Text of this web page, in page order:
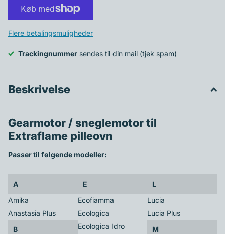
Flere betalingsmuligheder
Trackingnummer sendes til din mail (tjek spam)
Beskrivelse
Gearmotor / sneglemotor til
Extraflame pilleovn
Passer til følgende modeller:
A
Amika
Anastasia Plus
B
E
Ecofiamma
Ecologica
Ecologica Idro
L
Lucia
Lucia Plus
M